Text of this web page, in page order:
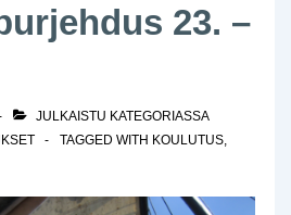
23. –
JULKAISTU KATEGORIASSA
TAGGED WITH KOULUTUS